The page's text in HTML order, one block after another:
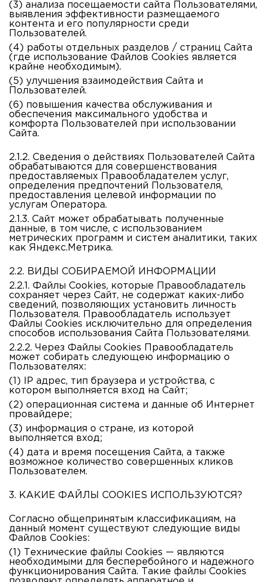
(3) анализа посещаемости сайта Пользователями,
выявления эффективности размещаемого
контента и его популярности среди
Пользователей.
(4) работы отдельных разделов / страниц Сайта
(где использование Файлов Cookies является
крайне необходимым).
(5) улучшения взаимодействия Сайта и
Пользователей.
(6) повышения качества обслуживания и
обеспечения максимального удобства и
комфорта Пользователей при использовании
Сайта.
2.1.2. Сведения о действиях Пользователей Сайта
обрабатываются для совершенствования
предоставляемых Правообладателем услуг,
определения предпочтений Пользователя,
предоставления целевой информации по
услугам Оператора.
2.1.3. Сайт может обрабатывать полученные
данные, в том числе, с использованием
метрических программ и систем аналитики, таких
как Яндекс.Метрика.
2.2. ВИДЫ СОБИРАЕМОЙ ИНФОРМАЦИИ
2.2.1. Файлы Cookies, которые Правообладатель
сохраняет через Сайт, не содержат каких-либо
сведений, позволяющих установить личность
Пользователя. Правообладатель использует
Файлы Cookies исключительно для определения
способов использования Сайта Пользователями.
2.2.2. Через Файлы Cookies Правообладатель
может собирать следующею информацию о
Пользователях:
(1)
IP адрес, тип браузера и устройства, с
котором выполняется вход на Сайт;
(2) операционная система и данные об Интернет
провайдере;
(3) информация о стране, из которой
выполняется вход;
(4) дата и время посещения Сайта, а также
возможное количество совершенных кликов
Пользователем.
3. КАКИЕ ФАЙЛЫ COOKIES ИСПОЛЬЗУЮТСЯ?
Согласно общепринятым классификациям, на
данный момент существуют следующие виды
Файлов Cookies:
(1) Технические файлы Cookies — являются
необходимыми для бесперебойного и надежного
функционирования Сайта. Такие файлы Cookies